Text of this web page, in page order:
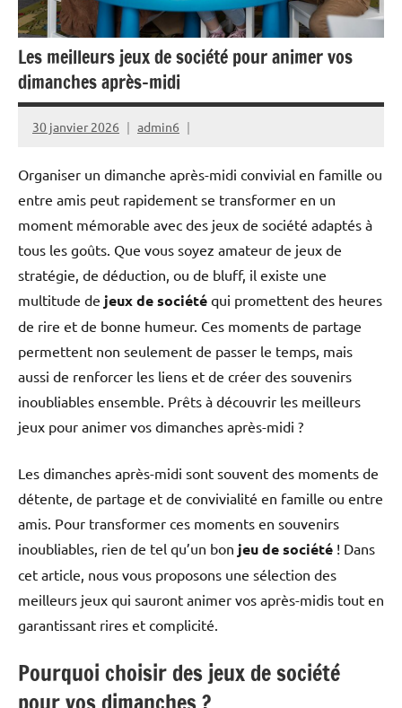
Les meilleurs jeux de société pour animer vos
dimanches après-midi
30 janvier 2026 admin6
Organiser un dimanche après-midi convivial en famille ou
entre amis peut rapidement se transformer en un
moment mémorable avec des jeux de société adaptés à
tous les goûts. Que vous soyez amateur de jeux de
stratégie, de déduction, ou de bluff, il existe une
multitude de jeux de société qui promettent des heures
de rire et de bonne humeur. Ces moments de partage
permettent non seulement de passer le temps, mais
aussi de renforcer les liens et de créer des souvenirs
inoubliables ensemble. Prêts à découvrir les meilleurs
jeux pour animer vos dimanches après-midi ?
Les dimanches après-midi sont souvent des moments de
détente, de partage et de convivialité en famille ou entre
amis. Pour transformer ces moments en souvenirs
inoubliables, rien de tel qu’un bon jeu de société ! Dans
cet article, nous vous proposons une sélection des
meilleurs jeux qui sauront animer vos après-midis tout en
garantissant rires et complicité.
Pourquoi choisir des jeux de société